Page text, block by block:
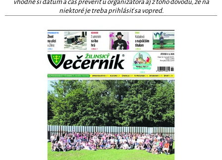
vhodné si dátum a čas preveriť u organizátora aj z toho dôvodu, že na
niektoré je treba prihlásiť sa vopred.